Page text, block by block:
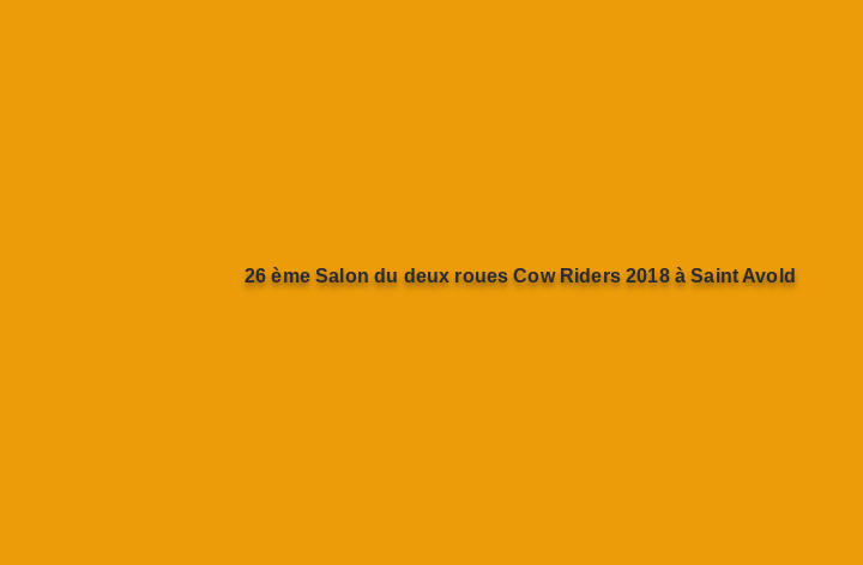
26 ème Salon du deux roues Cow Riders 2018à Saint Avold